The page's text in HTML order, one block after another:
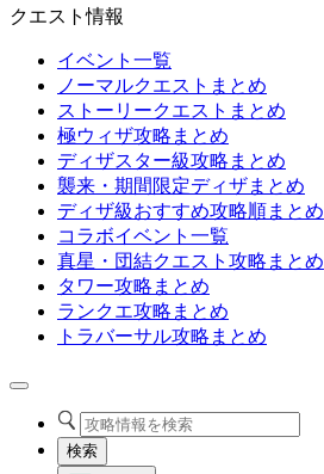
クエスト情報
イベント一覧
ノーマルクエストまとめ
ストーリークエストまとめ
極ウィザ攻略まとめ
ディザスター級攻略まとめ
襲来・期間限定ディザまとめ
ディザ級おすすめ攻略順まとめ
コラボイベント一覧
真星・団結クエスト攻略まとめ
タワー攻略まとめ
ランクエ攻略まとめ
トラバーサル攻略まとめ
検索